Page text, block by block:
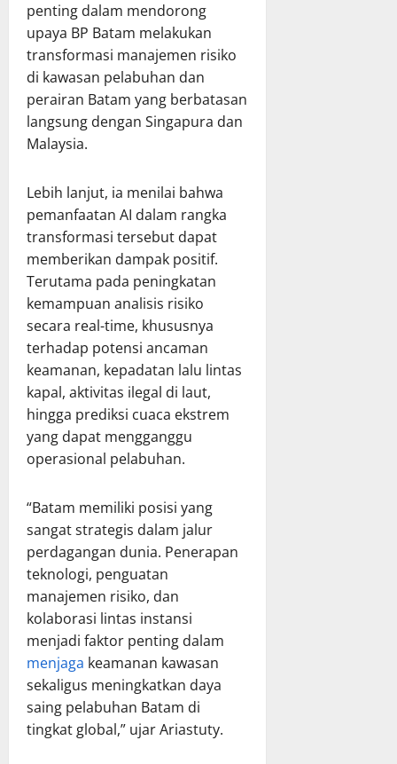
penting dalam mendorong
upaya BP Batam melakukan
transformasi manajemen risiko
di kawasan pelabuhan dan
perairan Batam yang berbatasan
langsung dengan Singapura dan
Malaysia.
Lebih lanjut, ia menilai bahwa
pemanfaatan AI dalam rangka
transformasi tersebut dapat
memberikan dampak positif.
Terutama pada peningkatan
kemampuan analisis risiko
secara real-time, khususnya
terhadap potensi ancaman
keamanan, kepadatan lalu lintas
kapal, aktivitas ilegal di laut,
hingga prediksi cuaca ekstrem
yang dapat mengganggu
operasional pelabuhan.
“Batam memiliki posisi yang
sangat strategis dalam jalur
perdagangan dunia. Penerapan
teknologi, penguatan
manajemen risiko, dan
kolaborasi lintas instansi
menjadi faktor penting dalam
menjaga keamanan kawasan
sekaligus meningkatkan daya
saing pelabuhan Batam di
tingkat global,” ujar Ariastuty.